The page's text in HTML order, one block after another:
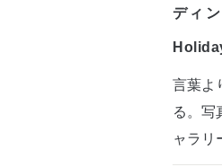
ディ
言葉よ
る。写
ャラリ